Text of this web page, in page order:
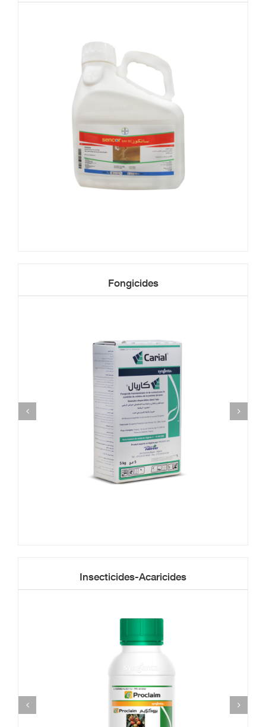
Fongicides
Insecticides-Acaricides